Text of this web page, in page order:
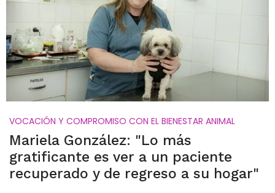
VOCACIÓN Y COMPROMISO CON EL BIENESTAR ANIMAL
Mariela González: "Lo más
gratificante es ver a un paciente
recuperado y de regreso a su hogar"